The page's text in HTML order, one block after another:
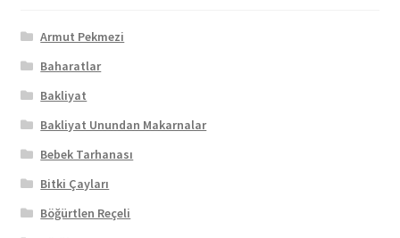
Armut Pekmezi
Baharatlar
Bakliyat
Bakliyat Unundan Makarnalar
Bebek Tarhanası
Bitki Çayları
Böğürtlen Reçeli